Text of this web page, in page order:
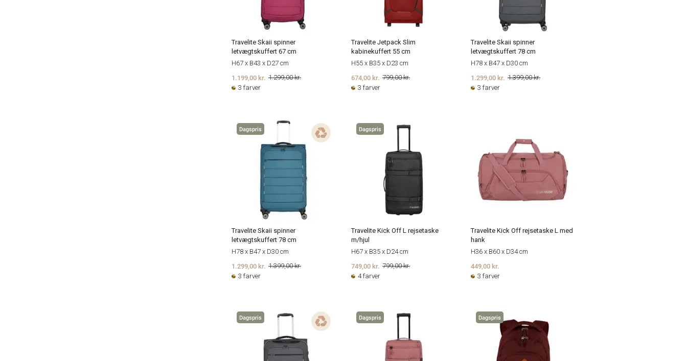
Travelite Skaii spinner
letvægtskuffert 67 cm
H67 x B43 x D27 cm
1.299,00 kr.
1.199,00 kr.
3 farver
Travelite Jetpack Slim
kabinekuffert 55 cm
H55 x B35 x D23 cm
799,00 kr.
674,00 kr.
3 farver
Travelite Skaii spinner
letvægtskuffert 78 cm
H78 x B47 x D30 cm
1.399,00 kr.
1.299,00 kr.
3 farver
Dagspris
Travelite Skaii spinner
letvægtskuffert 78 cm
H78 x B47 x D30 cm
1.399,00 kr.
1.299,00 kr.
3 farver
Dagspris
Travelite Kick Off L rejsetaske
m/hjul
H67 x B35 x D24 cm
799,00 kr.
749,00 kr.
4 farver
Travelite Kick Off rejsetaske L med
hank
H36 x B60 x D34 cm
449,00 kr.
3 farver
Dagspris Dagspris Dagspris